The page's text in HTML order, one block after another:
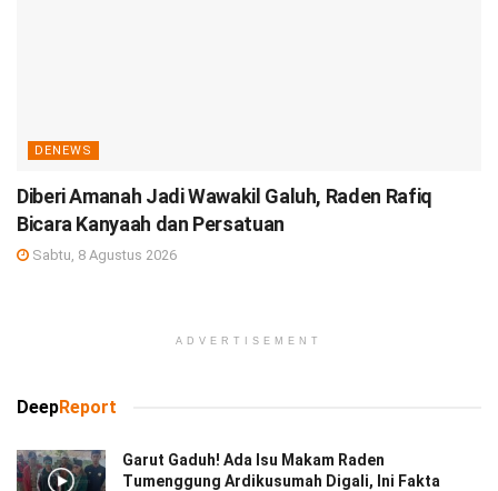
DENEWS
Diberi Amanah Jadi Wawakil Galuh, Raden Rafiq
Bicara Kanyaah dan Persatuan
Sabtu, 8 Agustus 2026
ADVERTISEMENT
DeepReport
Garut Gaduh! Ada Isu Makam Raden
Tumenggung Ardikusumah Digali, Ini Fakta